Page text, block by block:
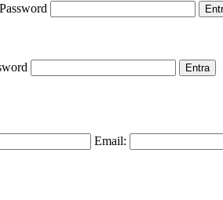
Password
Email: